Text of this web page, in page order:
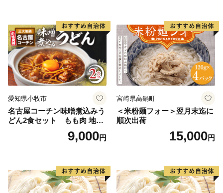
愛知県小牧市
名古屋コーチン味噌煮込みう
どん2食セット もも肉 地鶏
9,000円
宮崎県高鍋町
＜米粉麺フォー＞翌月末迄に
順次出荷
15,000円